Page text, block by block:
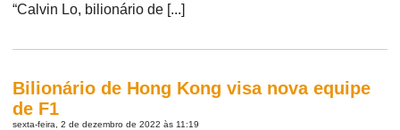
“Calvin Lo, bilionário de [...]
Bilionário de Hong Kong visa nova equipe
de F1
sexta-feira, 2 de dezembro de 2022 às 11:19